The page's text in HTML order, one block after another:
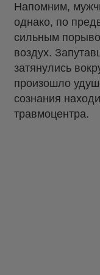
Напомним,
однако, по
сильным
воздух.
затянулись
произошло
сознания
травмоцентра.